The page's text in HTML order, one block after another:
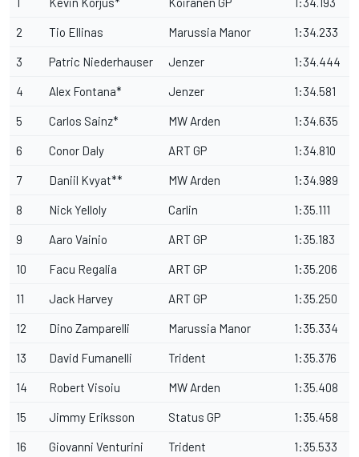
2 Tio Ellinas Marussia Manor 1:34.233
3 Patric Niederhauser Jenzer 1:34.444
4 Alex Fontana* Jenzer 1:34.581
5 Carlos Sainz* MW Arden 1:34.635
6 Conor Daly ART GP 1:34.810
7 Daniil Kvyat** MW Arden 1:34.989
8 Nick Yelloly Carlin 1:35.111
9 Aaro Vainio ART GP 1:35.183
10 Facu Regalia ART GP 1:35.206
11 Jack Harvey ART GP 1:35.250
12 Dino Zamparelli Marussia Manor 1:35.334
13 David Fumanelli Trident 1:35.376
14 Robert Visoiu MW Arden 1:35.408
15 Jimmy Eriksson Status GP 1:35.458
16 Giovanni Venturini Trident 1:35.533